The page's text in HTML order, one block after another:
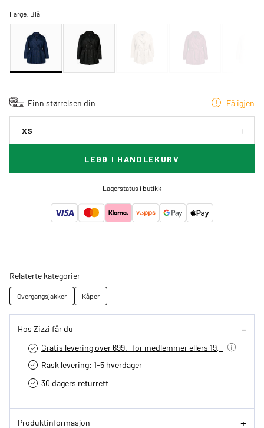
Farge: Blå
Finn størrelsen din Få igjen
XS
LEGG I HANDLEKURV
Lagerstatus i butikk
Relaterte kategorier
Overgangsjakker Kåper
Hos Zizzi får du
Gratis levering over 699.- for medlemmer ellers 19,-
Rask levering: 1-5 hverdager
30 dagers returrett
Produktinformasjon